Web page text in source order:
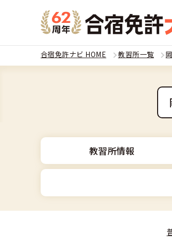
合宿免許ナビ HOME 教習所一覧
教習所情報